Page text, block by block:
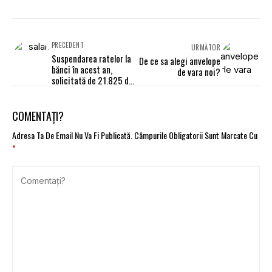
PRECEDENT
Suspendarea ratelor la
bănci în acest an,
solicitată de 21.825 de
URMĂTOR
De ce sa alegi anvelope
de vara noi?
COMENTAȚI?
Adresa Ta De Email Nu Va Fi Publicată.Câmpurile Obligatorii Sunt Marcate Cu
*